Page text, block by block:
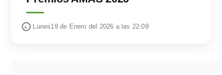
Lunes19 de Enero del 2026 a las 22:09